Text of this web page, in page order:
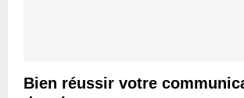
Bien réussir votre